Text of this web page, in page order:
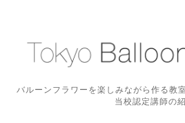
バルーンフラワーを楽しみながら作る教
当校認定講師の